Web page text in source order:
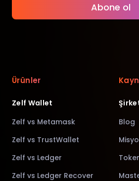
Abone ol
Ürünler
Zelf Wallet
Zelf vs Metamask
Zelf vs TrustWallet
Zelf vs Ledger
Zelf vs Ledger Recover
Blog